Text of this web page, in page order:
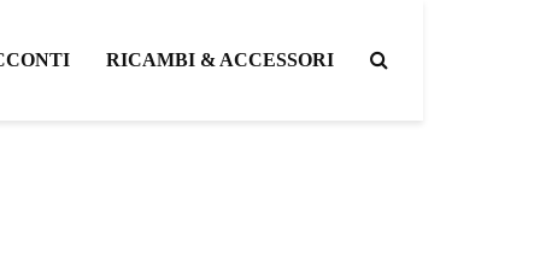
RICAMBI & ACCESSORI